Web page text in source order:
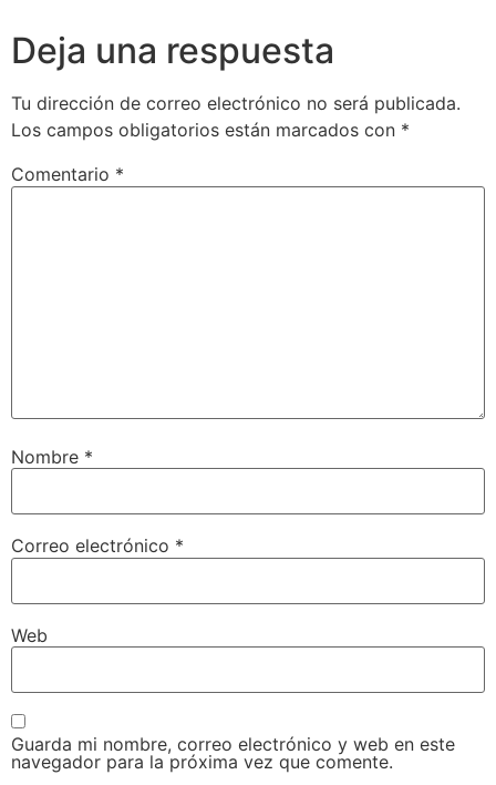
Deja una respuesta
Tu dirección de correo electrónico no será publicada.
Los campos obligatorios están marcados con *
Comentario *
Nombre *
Correo electrónico *
Web
Guarda mi nombre, correo electrónico y web en este
navegador para la próxima vez que comente.